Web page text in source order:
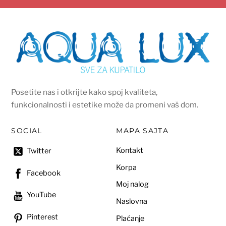
Posetite nas i otkrijte kako spoj kvaliteta,
funkcionalnosti i estetike može da promeni vaš dom.
SOCIAL
Twitter
Facebook
YouTube
Pinterest
MAPA SAJTA
Kontakt
Korpa
Moj nalog
Naslovna
Plaćanje